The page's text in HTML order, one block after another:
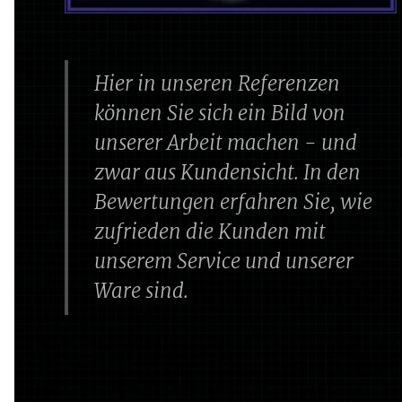
Hier in unseren Referenzen
können Sie sich ein Bild von
unserer Arbeit machen - und
zwar aus Kundensicht. In den
Bewertungen erfahren Sie, wie
zufrieden die Kunden mit
unserem Service und unserer
Ware sind.